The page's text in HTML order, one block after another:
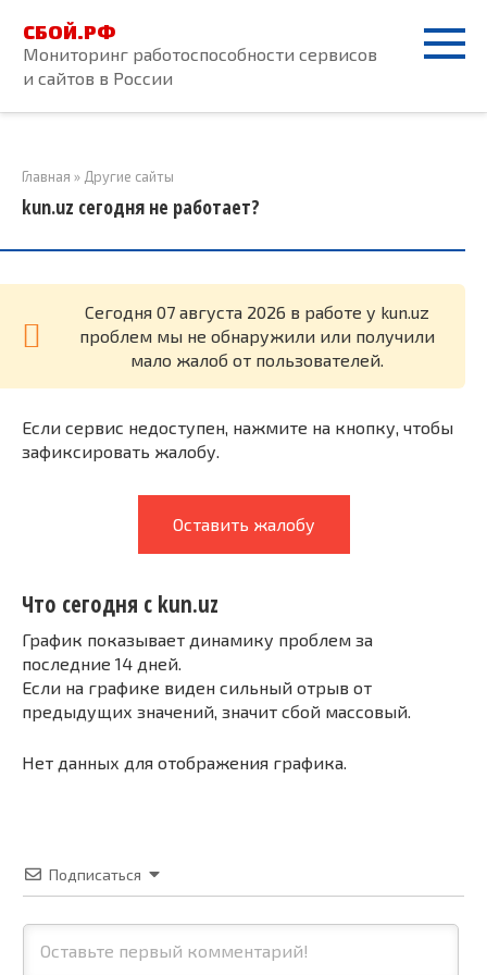
контенту
СБОЙ.РФ
Мониторинг работоспособности сервисов
и сайтов в России
Главная » Другие сайты
kun.uz сегодня не работает?
Cегодня 07 августа 2026 в работе у kun.uz
проблем мы не обнаружили или получили
мало жалоб от пользователей.
Если сервис недоступен, нажмите на кнопку, чтобы
зафиксировать жалобу.
Оставить жалобу
Что сегодня с kun.uz
График показывает динамику проблем за
последние 14 дней.
Если на графике виден сильный отрыв от
предыдущих значений, значит сбой массовый.
Нет данных для отображения графика.
Подписаться